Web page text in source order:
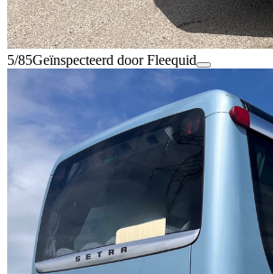
5/85Geïnspecteerd door Fleequid